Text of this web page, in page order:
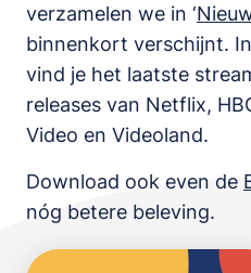
verzamelen we in ‘
binnenkort verschijnt.
vind je het laatste
releases van Netflix,
Video en Videoland.
Download ook even de
nóg betere beleving.